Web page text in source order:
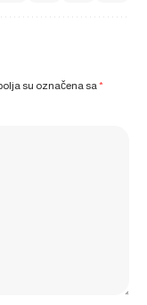
su označena sa*